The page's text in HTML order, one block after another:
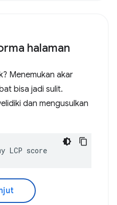
halaman
Menemukan akar
bisa jadi sulit.
dan mengusulkan
LCP score